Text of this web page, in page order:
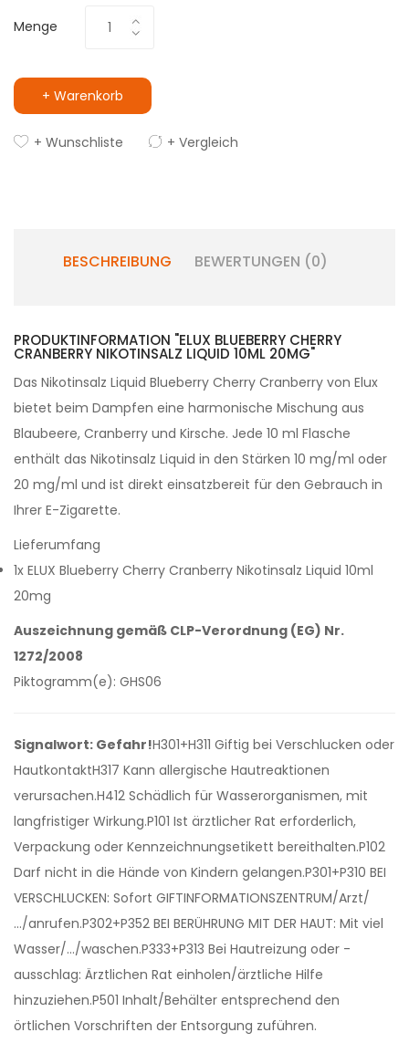
Menge
+ Warenkorb
+ Wunschliste + Vergleich
BESCHREIBUNG BEWERTUNGEN (0)
PRODUKTINFORMATION "ELUX BLUEBERRY CHERRY
CRANBERRY NIKOTINSALZ LIQUID 10ML 20MG"
Das Nikotinsalz Liquid Blueberry Cherry Cranberry von Elux
bietet beim Dampfen eine harmonische Mischung aus
Blaubeere, Cranberry und Kirsche. Jede 10 ml Flasche
enthält das Nikotinsalz Liquid in den Stärken 10 mg/ml oder
20 mg/ml und ist direkt einsatzbereit für den Gebrauch in
Ihrer E-Zigarette.
Lieferumfang
1x ELUX Blueberry Cherry Cranberry Nikotinsalz Liquid 10ml
20mg
Auszeichnung gemäß CLP-Verordnung (EG) Nr.
1272/2008
Piktogramm(e): GHS06
Signalwort: Gefahr!H301+H311 Giftig bei Verschlucken oder
HautkontaktH317 Kann allergische Hautreaktionen
verursachen.H412 Schädlich für Wasserorganismen, mit
langfristiger Wirkung.P101 Ist ärztlicher Rat erforderlich,
Verpackung oder Kennzeichnungsetikett bereithalten.P102
Darf nicht in die Hände von Kindern gelangen.P301+P310 BEI
VERSCHLUCKEN: Sofort GIFTINFORMATIONSZENTRUM/Arzt/
…/anrufen.P302+P352 BEI BERÜHRUNG MIT DER HAUT: Mit viel
Wasser/…/waschen.P333+P313 Bei Hautreizung oder -
ausschlag: Ärztlichen Rat einholen/ärztliche Hilfe
hinzuziehen.P501 Inhalt/Behälter entsprechend den
örtlichen Vorschriften der Entsorgung zuführen.